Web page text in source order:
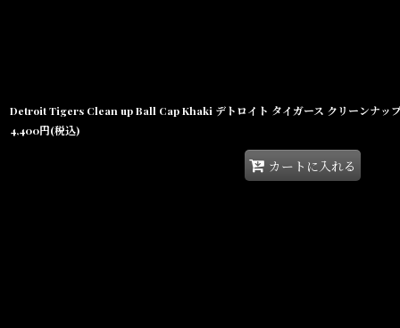
Detroit Tigers Clean up Ball Cap Khaki デトロイト タイガース クリーンナッ
4,400円(税込)
カートに入れる